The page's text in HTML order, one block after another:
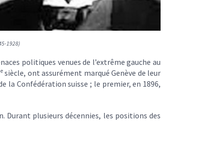
1928)
politiques venues de l’extrême gauche au
siècle, ont assurément marqué Genève de leur
la Confédération suisse ; le premier, en 1896,
plusieurs décennies, les positions des